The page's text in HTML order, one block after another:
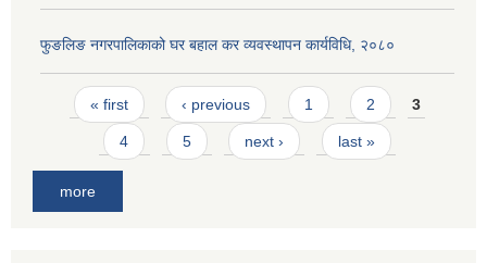
फुङलिङ नगरपालिकाको घर बहाल कर व्यवस्थापन कार्यविधि, २०८०
Pages
« first ‹ previous 1 2 3
4 5 next › last »
more